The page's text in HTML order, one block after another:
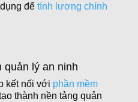
để tính lương chính
quản lý an ninh
kết nối với phần mềm
thành nền tảng quản